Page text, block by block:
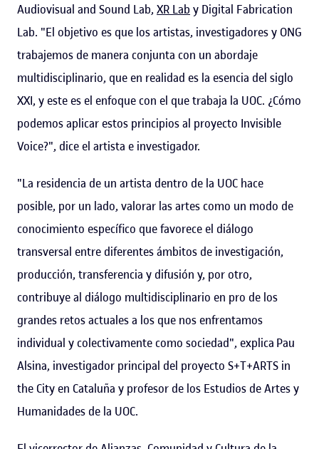
Audiovisual and Sound Lab, XR Lab y Digital Fabrication
Lab. "El objetivo es que los artistas, investigadores y ONG
trabajemos de manera conjunta con un abordaje
multidisciplinario, que en realidad es la esencia del siglo
XXI, y este es el enfoque con el que trabaja la UOC. ¿Cómo
podemos aplicar estos principios al proyecto Invisible
Voice?", dice el artista e investigador.
"La residencia de un artista dentro de la UOC hace
posible, por un lado, valorar las artes como un modo de
conocimiento específico que favorece el diálogo
transversal entre diferentes ámbitos de investigación,
producción, transferencia y difusión y, por otro,
contribuye al diálogo multidisciplinario en pro de los
grandes retos actuales a los que nos enfrentamos
individual y colectivamente como sociedad", explica Pau
Alsina, investigador principal del proyecto S+T+ARTS in
the City en Cataluña y profesor de los Estudios de Artes y
Humanidades de la UOC.